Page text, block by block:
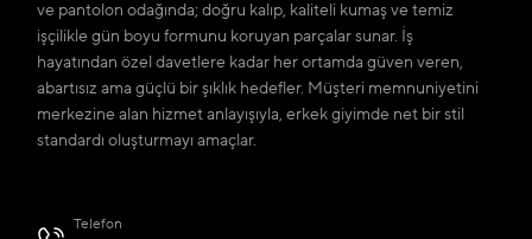
ve pantolon odağında; doğru kalıp, kaliteli kumaş ve temiz
işçilikle gün boyu formunu koruyan parçalar sunar. İş
hayatından özel davetlere kadar her ortamda güven veren,
abartısız ama güçlü bir şıklık hedefler. Müşteri memnuniyetini
merkezine alan hizmet anlayışıyla, erkek giyimde net bir stil
standardı oluşturmayı amaçlar.
Telefon